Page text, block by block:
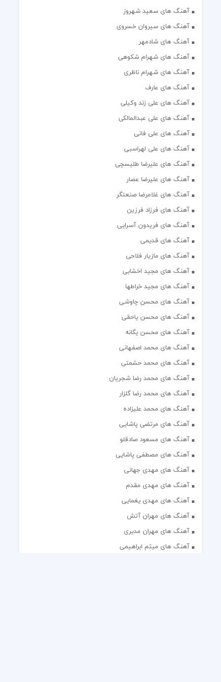
آهنگ های سعید شهروز
آهنگ های سیروان خسروی
آهنگ های شادمهر
آهنگ های شهرام شکوهی
آهنگ های شهرام ناظری
آهنگ های عارف
آهنگ های علی زند وکیلی
آهنگ های علی عبدالمالکی
آهنگ های علی فانی
آهنگ های علی لهراسبی
آهنگ های علیرضا طلیسچی
آهنگ های علیرضا عصار
آهنگ های غلامرضا صنعتگر
آهنگ های فرزاد فرزین
آهنگ های فریدون آسرایی
آهنگ های قدیمی
آهنگ های مازیار فلاحی
آهنگ های مجید اخشابی
آهنگ های مجید خراطها
آهنگ های محسن چاوشی
آهنگ های محسن یاحقی
آهنگ های محسن یگانه
آهنگ های محمد اصفهانی
آهنگ های محمد حشمتی
آهنگ های محمد رضا شجریان
آهنگ های محمد رضا گلزار
آهنگ های محمد علیزاده
آهنگ های مرتضی پاشایی
آهنگ های مسعود صادقلو
آهنگ های مصطفی پاشایی
آهنگ های مهدی جهانی
آهنگ های مهدی مقدم
آهنگ های مهدی یغمایی
آهنگ های مهران آتش
آهنگ های مهران مدیری
آهنگ های میثم ابراهیمی